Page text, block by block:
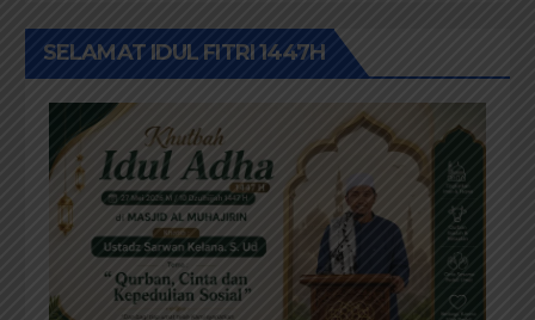
SELAMAT IDUL FITRI 1447H